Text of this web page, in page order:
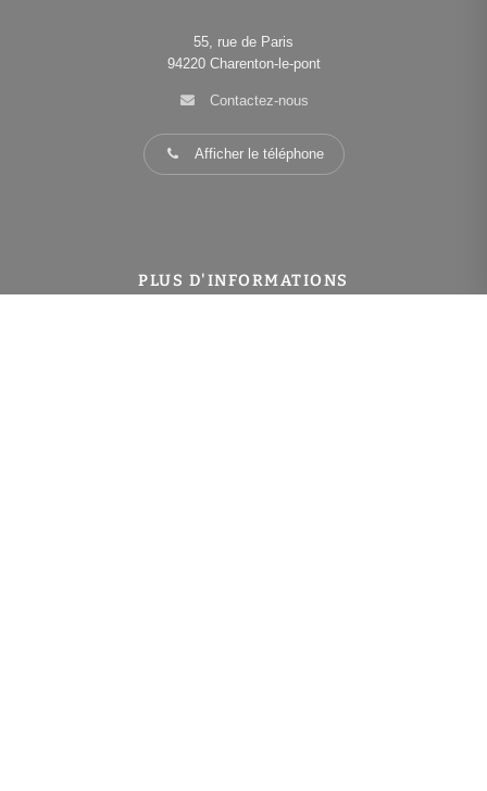
55, rue de Paris
94220 Charenton-le-pont
Contactez-nous
Afficher le téléphone
PLUS D'INFORMATIONS